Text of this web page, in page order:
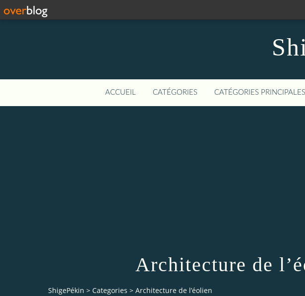
ACCUEIL CATÉGORIES CATÉGORIES PRINCIPALES
Architecture de
ShigePékin > Categories > Architecture de l’éolien